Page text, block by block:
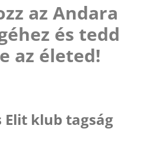
az Andara
és tedd
az életed!
Elit klub tagság